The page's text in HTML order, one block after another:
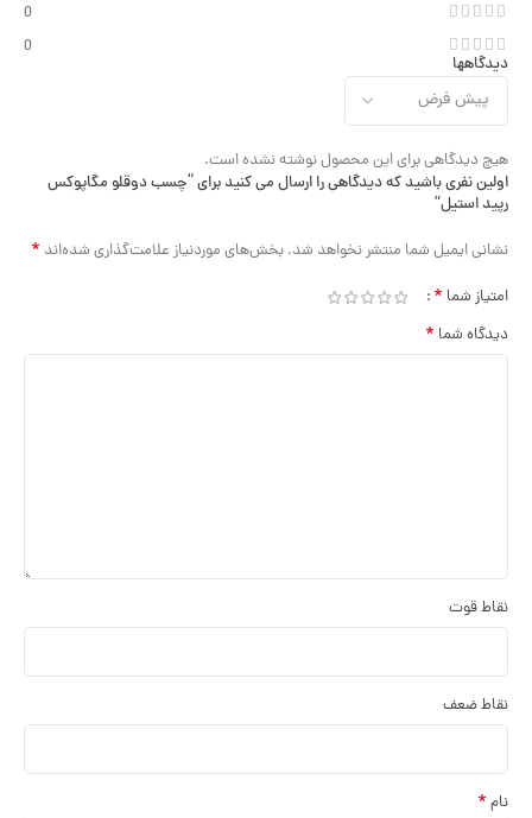
0
0
دیدگاهها
هیچ دیدگاهی برای این محصول نوشته نشده است.
اولین نفری باشید که دیدگاهی را ارسال می کنید برای “چسب دوقلو مگاپوکس
رپید استیل”
نشانی ایمیل شما منتشر نخواهد شد. بخش‌های موردنیاز علامت‌گذاری شده‌اند *
امتیاز شما *
دیدگاه شما *
نقاط قوت
نقاط ضعف
نام *